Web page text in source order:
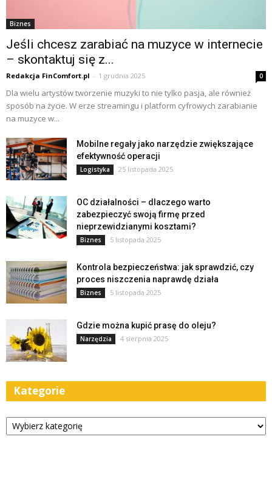
Biznes
Jeśli chcesz zarabiać na muzyce w internecie
– skontaktuj się z...
Redakcja FinComfort.pl - 1 grudnia 2025 0
Dla wielu artystów tworzenie muzyki to nie tylko pasja, ale również
sposób na życie. W erze streamingu i platform cyfrowych zarabianie
na muzyce w...
Mobilne regały jako narzędzie zwiększające
efektywność operacji
Logistyka 25 listopada 2025
OC działalności – dlaczego warto
zabezpieczyć swoją firmę przed
nieprzewidzianymi kosztami?
Biznes 5 listopada 2025
Kontrola bezpieczeństwa: jak sprawdzić, czy
proces niszczenia naprawdę działa
Biznes 5 listopada 2025
Gdzie można kupić prasę do oleju?
Narzędzia 4 sierpnia 2025
Kategorie
Kategorie